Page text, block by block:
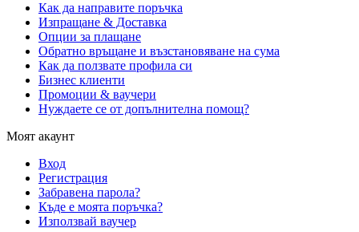
Как да направите поръчка
Изпращане & Доставка
Опции за плащане
Обратно връщане и възстановяване на сума
Как да ползвате профила си
Бизнес клиенти
Промоции & ваучери
Нуждаете се от допълнителна помощ?
Моят акаунт
Вход
Регистрация
Забравена парола?
Къде е моята поръчка?
Използвай ваучер